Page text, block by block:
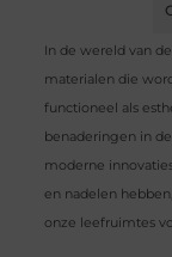
In de wereld van
materialen die
functioneel als
benaderingen in
moderne
en nadelen
onze leefruimtes